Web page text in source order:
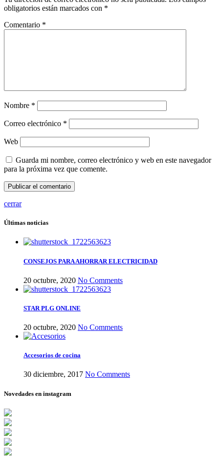
obligatorios están marcados con *
Comentario *
Nombre *
Correo electrónico *
Web
Guarda mi nombre, correo electrónico y web en este navegador
para la próxima vez que comente.
cerrar
Últimas noticias
CONSEJOS PARA AHORRAR ELECTRICIDAD
20 octubre, 2020 No Comments
STAR PLG ONLINE
20 octubre, 2020 No Comments
Accesorios de cocina
30 diciembre, 2017 No Comments
Novedades en instagram